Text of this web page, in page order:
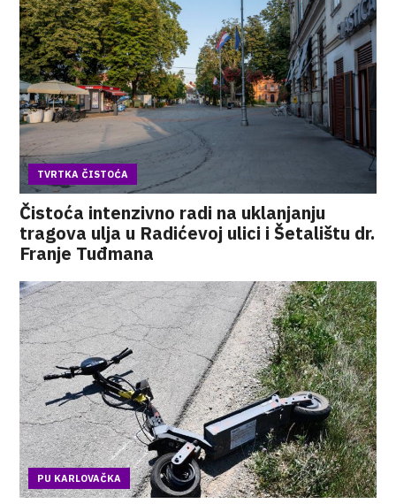
TVRTKA ČISTOĆA
Čistoća intenzivno radi na uklanjanju
tragova ulja u Radićevoj ulici i Šetalištu dr.
Franje Tuđmana
PU KARLOVAČKA